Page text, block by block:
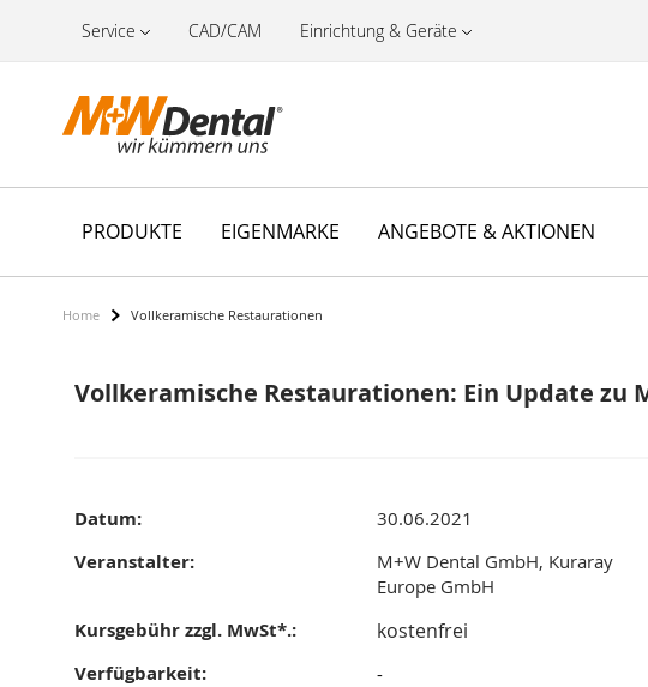
Service CAD/CAM Einrichtung & Geräte
PRODUKTE EIGENMARKE ANGEBOTE & AKTIONEN
Home Vollkeramische Restaurationen
Vollkeramische Restaurationen: Ein Update
Datum:
Veranstalter:
Kursgebühr zzgl. MwSt*.:
Verfügbarkeit:
30.06.2021
M+W Dental GmbH, Kuraray
Europe GmbH
kostenfrei
-